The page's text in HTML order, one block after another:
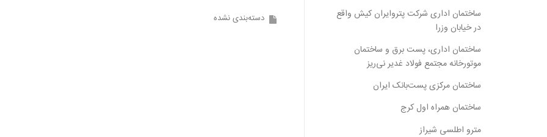
دسته‌بندی نشده
ساختمان اداری شرکت پتروایران کیش واقع
در خیابان وزرا
ساختمان اداری، پست برق و ساختمان
موتورخانه مجتمع فولاد غدیر نی‌ریز
ساختمان مرکزی پست‌بانک ایران
ساختمان همراه اول کرج
مترو اطلسی شیراز